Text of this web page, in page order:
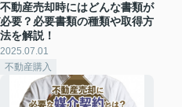
不動産売却時にはどんな書類が
必要？必要書類の種類や取得方
法を解説！
2025.07.01
不動産購入